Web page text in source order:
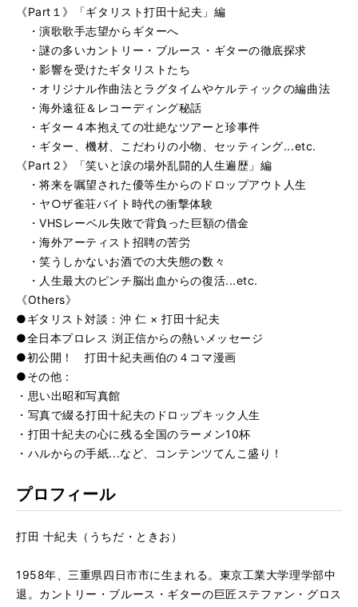
《Part１》「ギタリスト打田十紀夫」編
・演歌歌手志望からギターへ
・謎の多いカントリー・ブルース・ギターの徹底探求
・影響を受けたギタリストたち
・オリジナル作曲法とラグタイムやケルティックの編曲法
・海外遠征＆レコーディング秘話
・ギター４本抱えての壮絶なツアーと珍事件
・ギター、機材、こだわりの小物、セッティング...etc.
《Part２》「笑いと涙の場外乱闘的人生遍歴」編
・将来を嘱望された優等生からのドロップアウト人生
・ヤ○ザ雀荘バイト時代の衝撃体験
・VHSレーベル失敗で背負った巨額の借金
・海外アーティスト招聘の苦労
・笑うしかないお酒での大失態の数々
・人生最大のピンチ脳出血からの復活...etc.
《Others》
●ギタリスト対談：沖 仁 × 打田十紀夫
●全日本プロレス 渕正信からの熱いメッセージ
●初公開！ 打田十紀夫画伯の４コマ漫画
●その他：
・思い出昭和写真館
・写真で綴る打田十紀夫のドロップキック人生
・打田十紀夫の心に残る全国のラーメン10杯
・ハルからの手紙...など、コンテンツてんこ盛り！
プロフィール
打田 十紀夫（うちだ・ときお）
1958年、三重県四日市市に生まれる。東京工業大学理学部中
退。カントリー・ブルース・ギターの巨匠ステファン・グロス